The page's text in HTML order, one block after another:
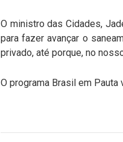
O ministro das Cidades,
para fazer avançar o
privado, até porque, no
O programa Brasil em Pauta